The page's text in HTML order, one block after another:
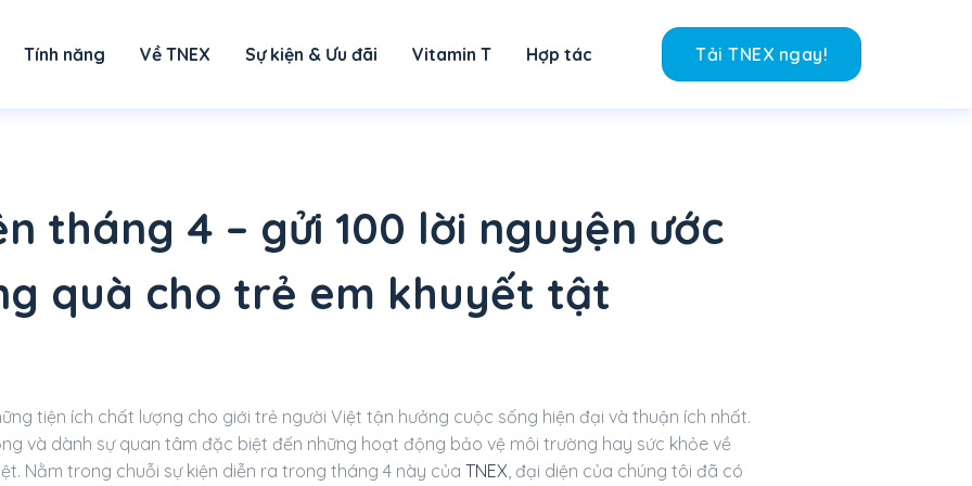
Tính năng Về TNEX Sự kiện & Ưu đãi Vitamin T Hợp tác Tải TNEX ngay!
tháng 4 – gửi 100 lời nguyện ước
quà cho trẻ em khuyết tật
tiện ích chất lượng cho giới trẻ người Việt tận hưởng cuộc sống hiện đại và thuận ích nhất.
và dành sự quan tâm đặc biệt đến những hoạt động bảo vệ môi trường hay sức khỏe về
Nằm trong chuỗi sự kiện diễn ra trong tháng 4 này của TNEX, đại diện của chúng tôi đã có